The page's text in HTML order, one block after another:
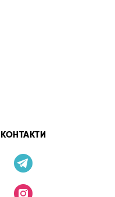
КОНТАКТИ